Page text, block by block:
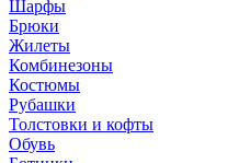
Шарфы
Брюки
Жилеты
Комбинезоны
Костюмы
Рубашки
Толстовки и кофты
Обувь